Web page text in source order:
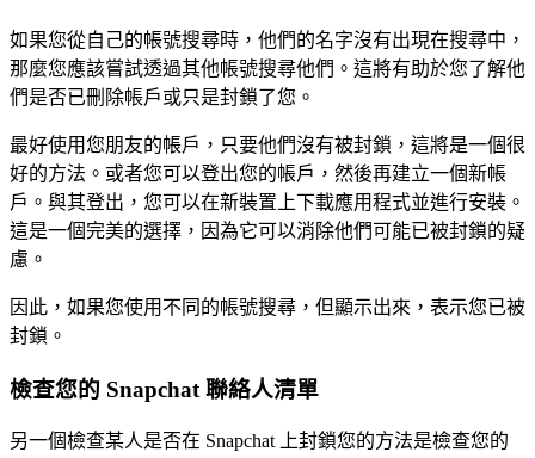
如果您從自己的帳號搜尋時，他們的名字沒有出現在搜尋中，
那麼您應該嘗試透過其他帳號搜尋他們。這將有助於您了解他
們是否已刪除帳戶或只是封鎖了您。
最好使用您朋友的帳戶，只要他們沒有被封鎖，這將是一個很
好的方法。或者您可以登出您的帳戶，然後再建立一個新帳
戶。與其登出，您可以在新裝置上下載應用程式並進行安裝。
這是一個完美的選擇，因為它可以消除他們可能已被封鎖的疑
慮。
因此，如果您使用不同的帳號搜尋，但顯示出來，表示您已被
封鎖。
檢查您的 Snapchat 聯絡人清單
另一個檢查某人是否在 Snapchat 上封鎖您的方法是檢查您的